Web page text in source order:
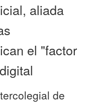
aliada
el "factor
de